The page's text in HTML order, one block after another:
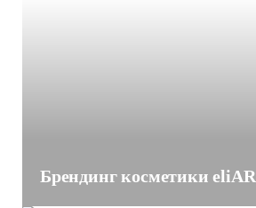
Брендинг косметики eliAR